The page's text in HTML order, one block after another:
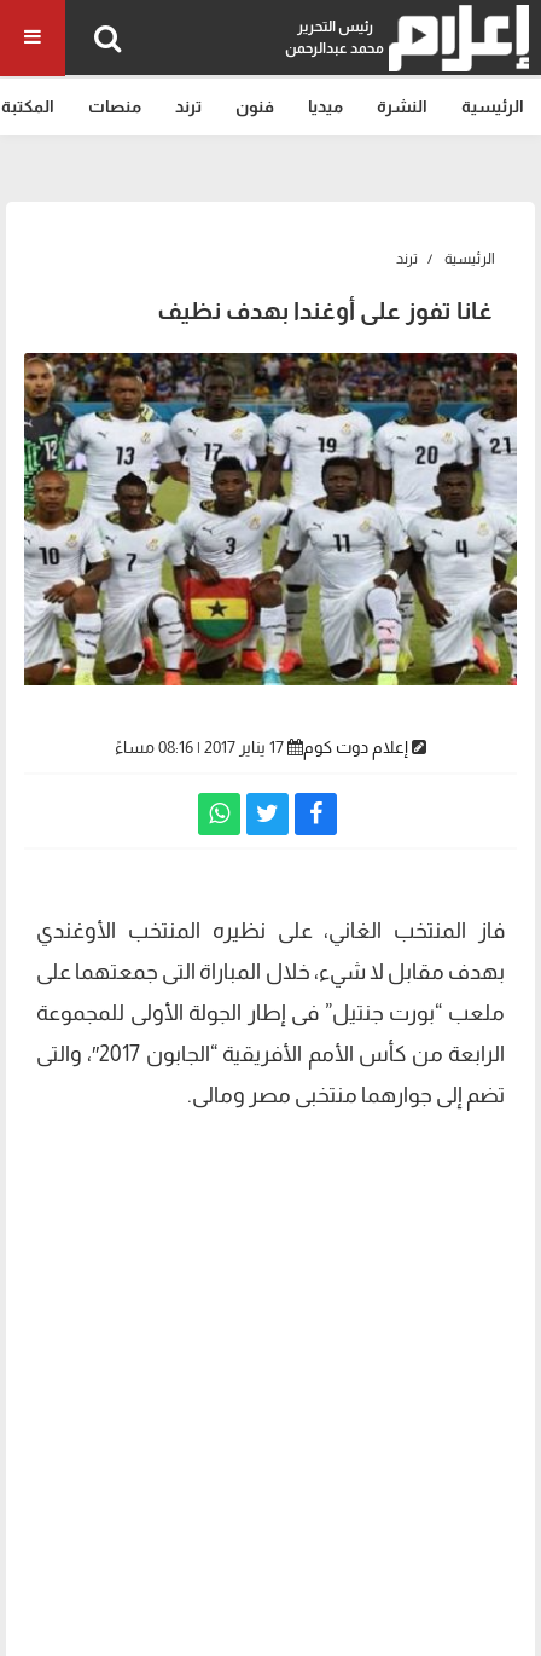
رئيس التحرير
محمد عبدالرحمن
الرئيسية النشرة ميديا فنون ترند منصات المكتبة
الرئيسية ترند
غانا تفوز على أوغندا بهدف نظيف
إعلام دوت كوم
فاز المنتخب الغاني، على نظيره المنتخب الأوغندي
بهدف مقابل لا شيء، خلال المباراة التى جمعتهما على
ملعب “بورت جنتيل” فى إطار الجولة الأولى للمجموعة
الرابعة من كأس الأمم الأفريقية “الجابون 2017″، والتى
تضم إلى جوارهما منتخبى مصر ومالى.